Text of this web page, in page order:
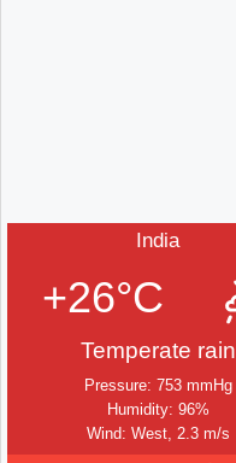
India
+26°C
Temperate rain
Pressure: 753 mmHg
Humidity: 96%
Wind: West, 2.3 m/s